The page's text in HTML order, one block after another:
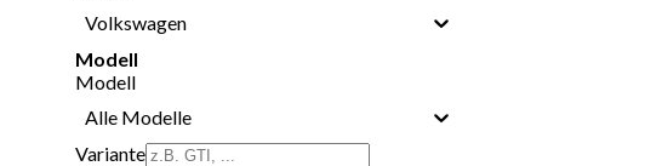
Volkswagen
Modell
Modell
Alle Modelle
Variante